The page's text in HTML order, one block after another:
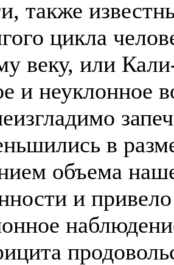
также
цикла
веку, или
и неуклонное
в
объема
и